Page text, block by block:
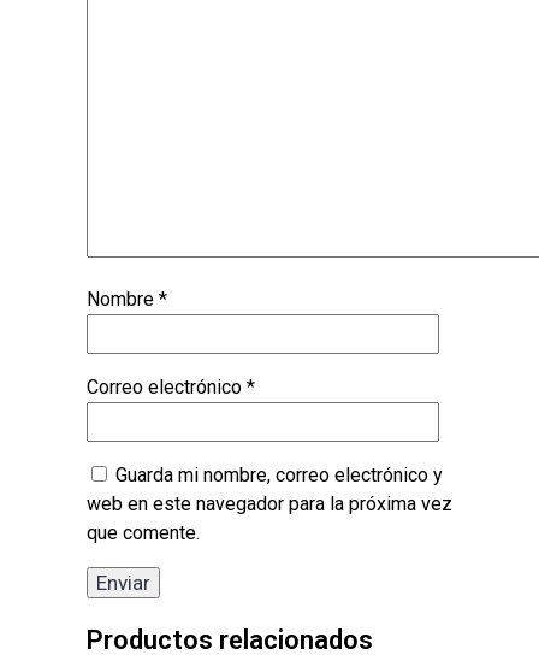
Nombre *
Correo electrónico *
Guarda mi nombre, correo electrónico y
web en este navegador para la próxima vez
que comente.
Productos relacionados